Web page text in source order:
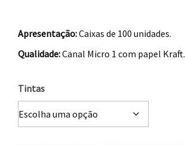
Apresentação:Caixas de 100 unidades.
Qualidade:Canal Micro 1 com papel Kraft.
Tintas